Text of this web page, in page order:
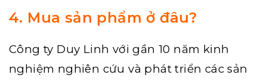
4. Mua sản phẩm ở đâu?
Công ty Duy Linh với gần 10 năm kinh
nghiệm nghiên cứu và phát triển các sản